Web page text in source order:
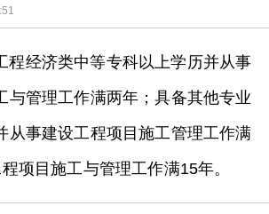
程经济类中等专科以上学历并从事
与管理工作满两年；具备其他专业
从事建设工程项目施工管理工作满
项目施工与管理工作满15年。